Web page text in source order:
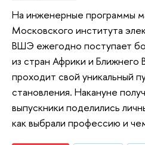
На инженерные программы
Московского института
ВШЭ ежегодно поступает
из стран Африки и Ближнего
проходит свой уникальный
становления. Накануне
выпускники поделились
как выбрали профессию и